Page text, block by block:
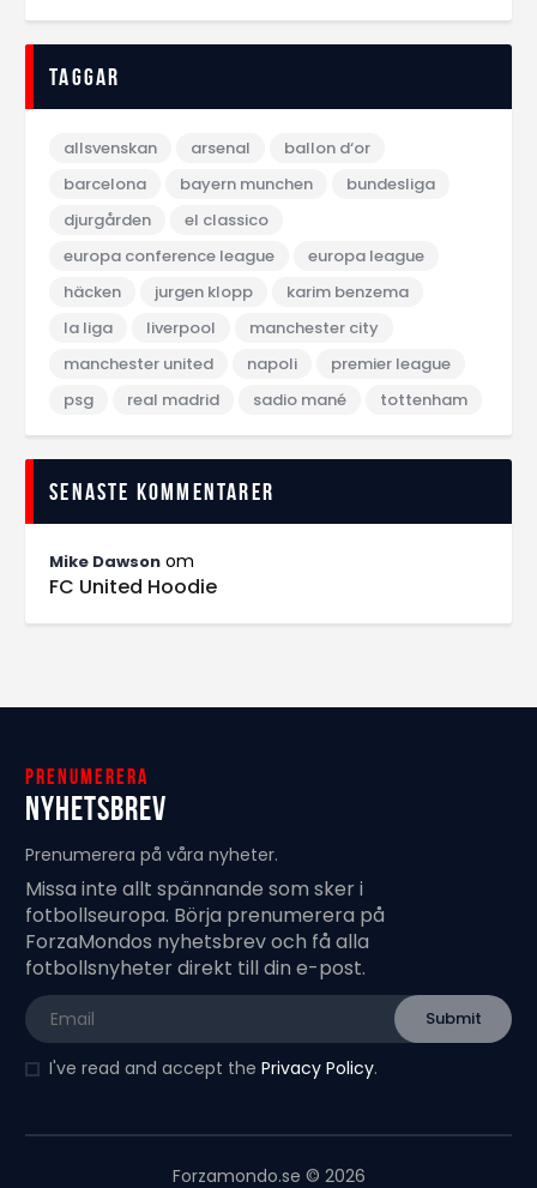
Taggar
allsvenskan arsenal
ballon d‘or
barcelona
bayern munchen
bundesliga
djurgården
el classico
europa conference league
europa league
häcken
jurgen klopp
karim benzema
la liga
liverpool
manchester city
manchester united
napoli
premier league
psg
real madrid sadio mané tottenham
Senaste kommentarer
Mike Dawson om
FC United Hoodie
Prenumerera
Nyhetsbrev
Prenumerera på våra nyheter.
Missa inte allt spännande som sker i
fotbollseuropa. Börja prenumerera på
ForzaMondos nyhetsbrev och få alla
fotbollsnyheter direkt till din e-post.
I've read and accept the Privacy Policy.
Forzamondo.se © 2026